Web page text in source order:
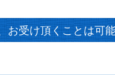
お受け頂くことは可